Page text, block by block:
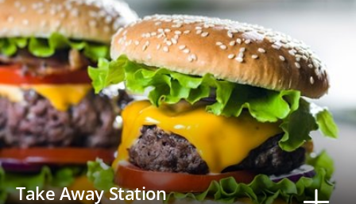
Take Away Station